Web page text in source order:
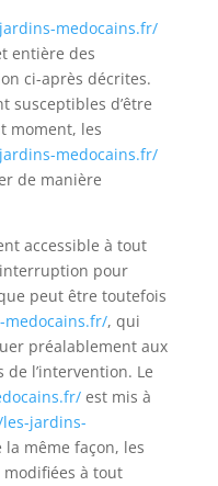
medocains.fr/
entière des
ci-après décrites.
susceptibles d’être
moment, les
medocains.fr/
de manière
accessible à tout
pour
peut être toutefois
, qui
préalablement aux
l’intervention. Le
est mis à
jardins-
la même façon, les
à tout